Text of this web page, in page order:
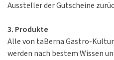
Aussteller der Gutscheine
3. Produkte
Alle von taBerna Gastro-
werden nach bestem Wissen